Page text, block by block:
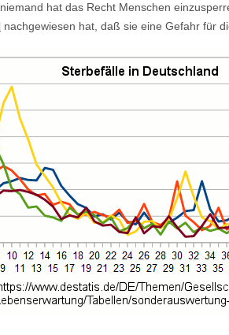
hat das Recht Menschen
nachgewiesen hat, daß sie eine Gefahr für